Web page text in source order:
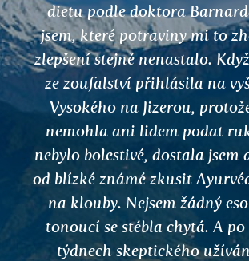
dietu podle doktora
jsem, které potraviny mi to
zlepšení stejně nenastalo.
ze zoufalství přihlásila na
Vysokého na Jizerou,
nemohla ani lidem podat
nebylo bolestivé, dostala jsem
od blízké známé zkusit
na klouby. Nejsem žádný
tonoucí se stébla chytá. A
týdnech skeptického